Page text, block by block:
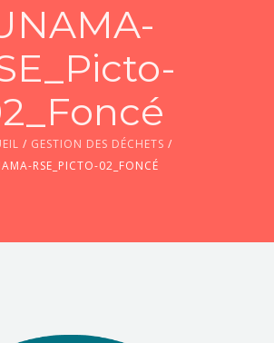
⌵
/ GESTION DES DÉCHETS /
RSE_PICTO-02_FONCÉ